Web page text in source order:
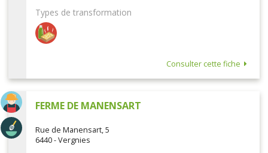
Types de transformation
Consulter cette fiche
FERME DE MANENSART
Rue de Manensart, 5
6440 - Vergnies